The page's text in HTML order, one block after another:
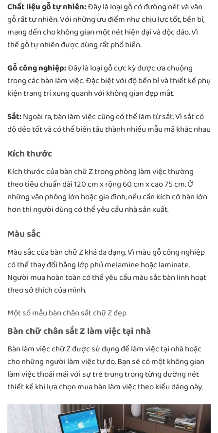
Chất liệu gỗ tự nhiên:Đây là loại gỗ có đường nét và vân
gỗ rất tự nhiên. Với những ưu điểm như chịu lực tốt, bền bỉ,
mang đến cho không gian một nét hiện đại và độc đáo. Vì
thế gỗ tự nhiên được dùng rất phổ biến.
Gỗ công nghiệp:Đây là loại gỗ cực kỳ được ưa chuộng
trong các bàn làm việc. Đặc biệt với độ bền bỉ và thiết kế phụ
kiện trang trí xung quanh với không gian đẹp mắt.
Sắt:Ngoài ra, bàn làm việc cũng có thể làm từ sắt. Vì sắt có
độ dẻo tốt và có thể biến tấu thành nhiều mẫu mã khác nhau
Kích thước
Kích thước của bàn chữ Z trong phòng làm việc thường
theo tiêu chuẩn dài 120 cm x rộng 60 cm x cao 75 cm. Ở
những văn phòng lớn hoặc gia đình, nếu cần kích cỡ bàn lớn
hơn thì người dùng có thể yêu cầu nhà sản xuất.
Màu sắc
Màu sắc của bàn chữ Z khá đa dạng. Vì màu gỗ công nghiệp
có thể thay đổi bằng lớp phủ melamine hoặc laminate.
Người mua hoàn toàn có thể yêu cầu màu sắc bàn linh hoạt
theo sở thích của mình.
Một số mẫu bàn chân sắt chữ Z đẹp
Bàn chữ chân sắt Z làm việc tại nhà
Bàn làm việc chữ Z được sử dụng để làm việc tại nhà hoặc
cho những người làm việc tự do. Bạn sẽ có một không gian
làm việc thoải mái với sự trẻ trung trong từng đường nét
thiết kế khi lựa chọn mua bàn làm việc theo kiểu dáng này.